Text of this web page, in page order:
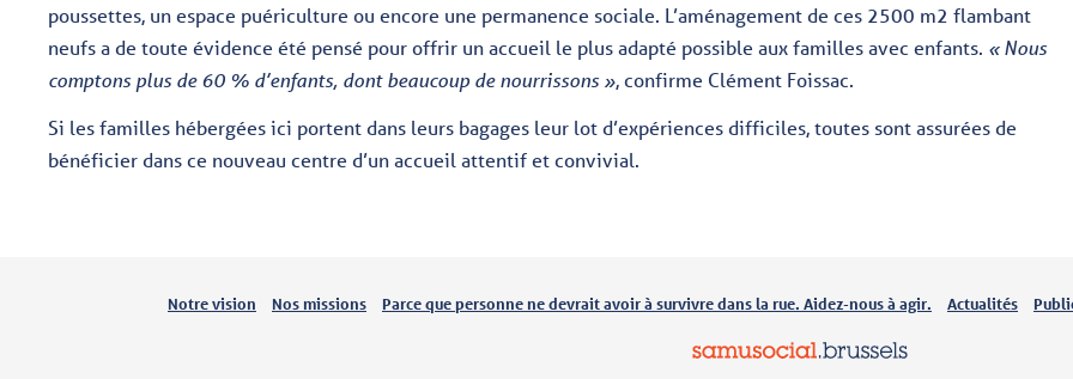
poussettes, un espace puériculture ou encore une permanence sociale. L’aménagement de ces 2500 m2 flambant
neufs a de toute évidence été pensé pour offrir un accueil le plus adapté possible aux familles avec enfants. « Nous
comptons plus de 60 % d’enfants, dont beaucoup de nourrissons », confirme Clément Foissac.
Si les familles hébergées ici portent dans leurs bagages leur lot d’expériences difficiles, toutes sont assurées de
bénéficier dans ce nouveau centre d’un accueil attentif et convivial.
Notre vision Nos missions Parce que personne ne devrait avoir à survivre dans la rue. Aidez-nous à agir. Actualités